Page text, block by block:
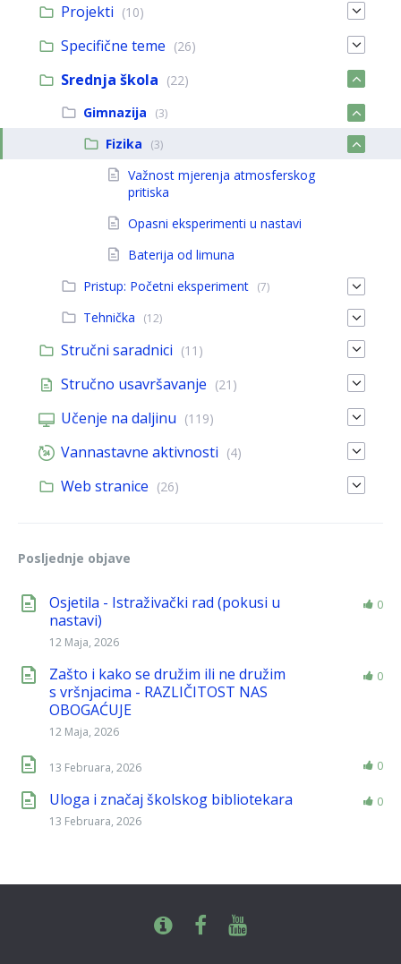
Projekti (10)
Specifične teme (26)
Srednja škola (22)
Gimnazija
(3)
Fizika (3)
Važnost mjerenja atmosferskog
pritiska
Opasni eksperimenti u nastavi
Baterija od limuna
Pristup: Početni eksperiment (7)
Tehnička (12)
Stručni saradnici (11)
Stručno usavršavanje (21)
Učenje na daljinu (119)
Vannastavne aktivnosti (4)
Web stranice (26)
Posljednje objave
Osjetila - Istraživački rad (pokusi u
nastavi)
12 Maja, 2026
0
Zašto i kako se družim ili ne družim
s vršnjacima - RAZLIČITOST NAS
OBOGAĆUJE
12 Maja, 2026
0
13 Februara, 2026 0
Uloga i značaj školskog bibliotekara
13 Februara, 2026
0